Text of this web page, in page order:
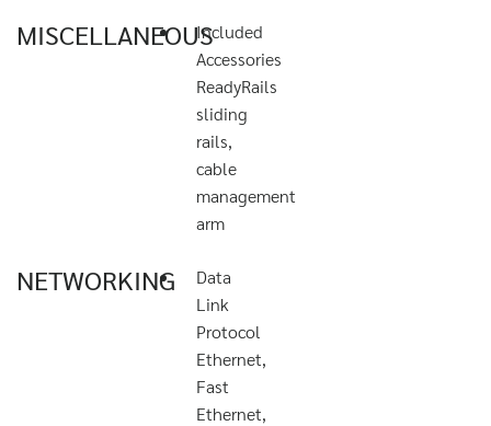
MISCELLANEOUSIncluded
Accessories
ReadyRails
sliding
rails,
cable
management
arm
NETWORKING
Data
Link
Protocol
Ethernet,
Fast
Ethernet,